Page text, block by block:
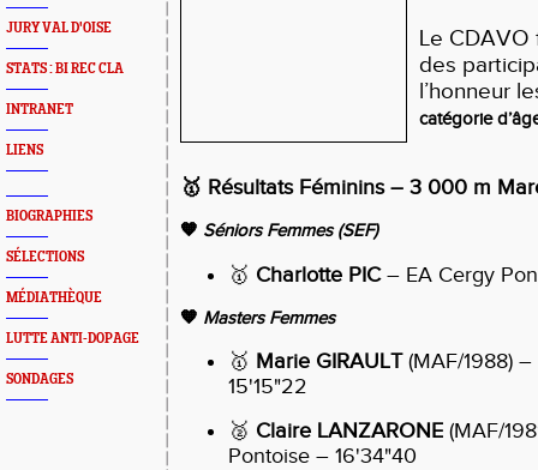
JURY VAL D'OISE
STATS : BI REC CLA
INTRANET
LIENS
BIOGRAPHIES
SÉLECTIONS
MÉDIATHÈQUE
LUTTE ANTI-DOPAGE
SONDAGES
Le CDAVO
des
l’honneur
catégorie
🥇 Résultats Féminins – 3 000 m
🧡 Séniors Femmes (SEF)
🥇 Charlotte PIC– EA Cergy
🧡 Masters Femmes
🥇 Marie GIRAULT(MAF/1988)
15'15"22
🥈 Claire LANZARONE (MAF/
Pontoise – 16'34"40